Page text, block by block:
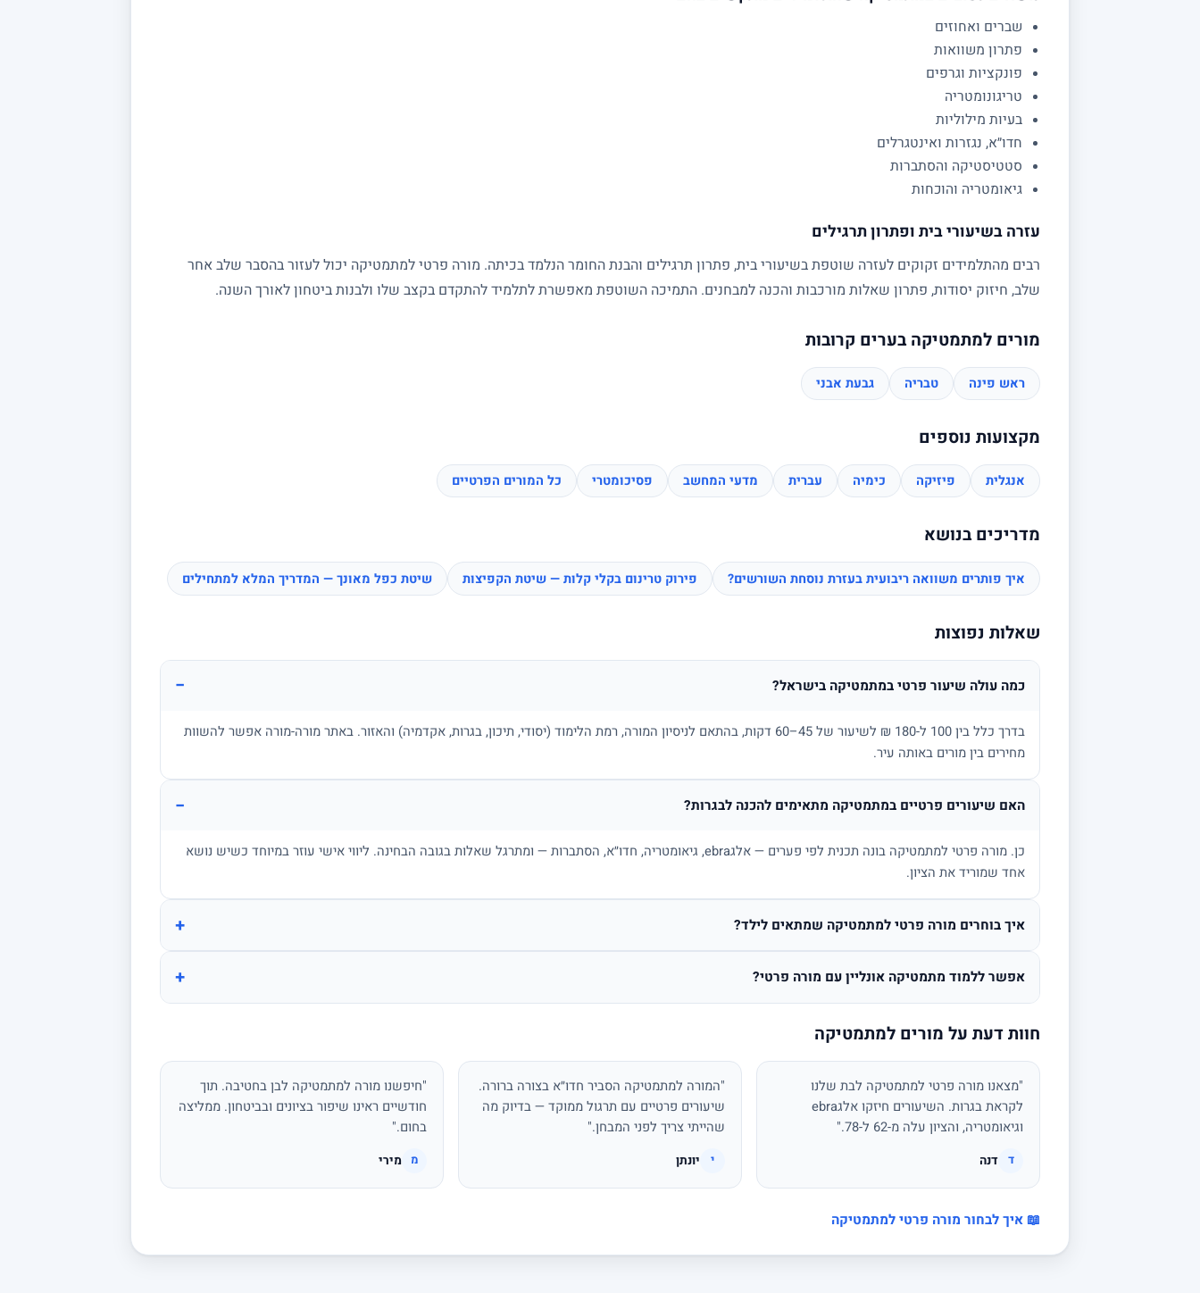
שברים ואחוזים
פתרון משוואות
פונקציות וגרפים
טריגונומטריה
בעיות מילוליות
חדו״א, נגזרות ואינטגרלים
סטטיסטיקה והסתברות
גיאומטריה והוכחות
עזרה בשיעורי בית ופתרון תרגילים
רבים מהתלמידים זקוקים לעזרה שוטפת בשיעורי בית, פתרון תרגילים והבנת החומר הנלמד בכיתה. מורה פרטי למתמטיקה יכול לעזור בהסבר שלב אחר
שלב, חיזוק יסודות, פתרון שאלות מורכבות והכנה למבחנים. התמיכה השוטפת מאפשרת לתלמיד להתקדם בקצב שלו ולבנות ביטחון לאורך השנה.
מורים למתמטיקה בערים קרובות
ראש פינה טבריה גבעת אבני
מקצועות נוספים
אנגלית פיזיקה כימיה עברית מדעי המחשב פסיכומטרי כל המורים הפרטיים
מדריכים בנושא
איך פותרים משוואה ריבועית בעזרת נוסחת השורשים? פירוק טרינום בקלי קלות — שיטת הקפיצות שיטת כפל מאונך — המדריך המלא למתחילים
שאלות נפוצות
כמה עולה שיעור פרטי במתמטיקה בישראל? −
בדרך כלל בין 100 ל-180 ₪ לשיעור של 45–60 דקות, בהתאם לניסיון המורה, רמת הלימוד (יסודי, תיכון, בגרות, אקדמיה) והאזור. באתר מורה-מורה אפשר להשוות
מחירים בין מורים באותה עיר.
האם שיעורים פרטיים במתמטיקה מתאימים להכנה לבגרות? −
כן. מורה פרטי למתמטיקה בונה תכנית לפי פערים — אלגebra, גיאומטריה, חדו״א, הסתברות — ומתרגל שאלות בגובה הבחינה. ליווי אישי עוזר במיוחד כשיש נושא
אחד שמוריד את הציון.
איך בוחרים מורה פרטי למתמטיקה שמתאים לילד? +
אפשר ללמוד מתמטיקה אונליין עם מורה פרטי? +
חוות דעת על מורים למתמטיקה
"מצאנו מורה פרטי למתמטיקה לבת שלנו
לקראת בגרות. השיעורים חיזקו אלגebra
וגיאומטריה, והציון עלה מ-62 ל-78."
ד דנה
"המורה למתמטיקה הסביר חדו״א בצורה ברורה.
שיעורים פרטיים עם תרגול ממוקד — בדיוק מה
שהייתי צריך לפני המבחן."
י יונתן
"חיפשנו מורה למתמטיקה לבן בחטיבה. תוך
חודשיים ראינו שיפור בציונים ובביטחון. ממליצה
בחום."
מ מירי
📖 איך לבחור מורה פרטי למתמטיקה